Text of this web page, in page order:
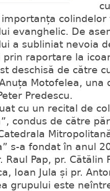
evanghelic. De
a subliniat nevoia
raportare la
deschisă de către
Motofelea, una
Predescu.
cu un recital de
condus de către
s-a fondat în anul
Pap, pr. Cătălin
Ioan Jula și pr.
grupului este